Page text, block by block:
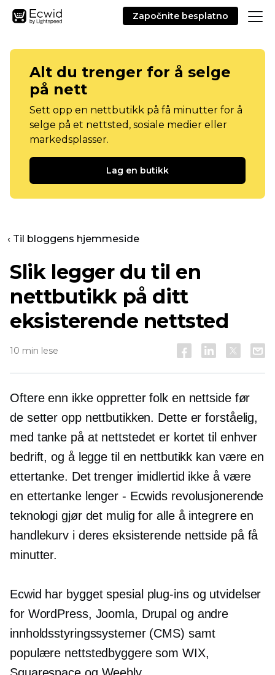
Započnite besplatno
Alt du trenger for å selge
på nett
Sett opp en nettbutikk på få minutter for å
selge på et nettsted, sosiale medier eller
markedsplasser.
Lag en butikk
‹ Til bloggens hjemmeside
Slik legger du til en
nettbutikk på ditt
eksisterende nettsted
10 min lese
Oftere enn ikke oppretter folk en nettside før
de setter opp nettbutikken. Dette er forståelig,
med tanke på at nettstedet er kortet til enhver
bedrift, og å legge til en nettbutikk kan være en
ettertanke. Det trenger imidlertid ikke å være
en ettertanke lenger - Ecwids revolusjonerende
teknologi gjør det mulig for alle å integrere en
handlekurv i deres eksisterende nettside på få
minutter.
Ecwid har bygget spesial plug-insog utvidelser
for WordPress, Joomla, Drupal og andre
innholdsstyringssystemer (CMS) samt
populære nettstedbyggere som WIX,